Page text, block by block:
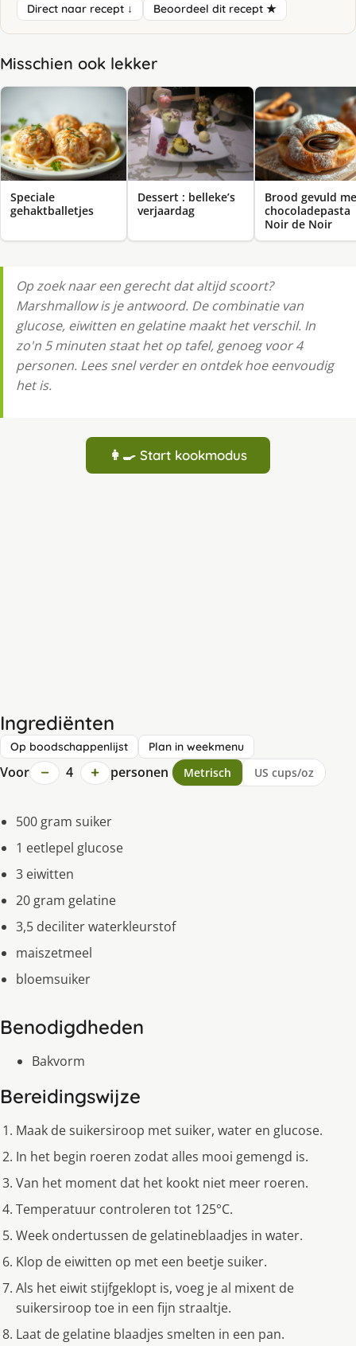
Direct naar recept ↓ Beoordeel dit recept ★
Misschien ook lekker
Speciale
gehaktballetjes
Dessert : belleke’s
verjaardag
Brood gevuld
chocoladepasta
Noir de Noir
Op zoek naar een gerecht dat altijd scoort?
Marshmallow is je antwoord. De combinatie van
glucose, eiwitten en gelatine maakt het verschil. In
zo'n 5 minuten staat het op tafel, genoeg voor 4
personen. Lees snel verder en ontdek hoe eenvoudig
het is.
👩‍🍳 Start kookmodus
Ingrediënten
Op boodschappenlijst Plan in weekmenu
Voor − 4 + personen Metrisch US cups/oz
500 gram suiker
1 eetlepel glucose
3 eiwitten
20 gram gelatine
3,5 deciliter waterkleurstof
maiszetmeel
bloemsuiker
Benodigdheden
Bakvorm
Bereidingswijze
Maak de suikersiroop met suiker, water en glucose.
In het begin roeren zodat alles mooi gemengd is.
Van het moment dat het kookt niet meer roeren.
Temperatuur controleren tot 125°C.
Week ondertussen de gelatineblaadjes in water.
Klop de eiwitten op met een beetje suiker.
Als het eiwit stijfgeklopt is, voeg je al mixent de
suikersiroop toe in een fijn straaltje.
Laat de gelatine blaadjes smelten in een pan.